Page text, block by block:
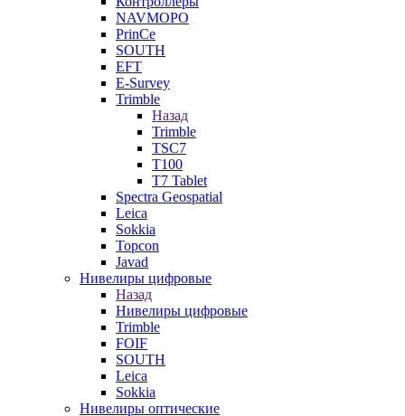
NAVMOPO
PrinCe
SOUTH
EFT
E-Survey
Trimble
Назад
Trimble
TSC7
T100
T7 Tablet
Spectra Geospatial
Leica
Sokkia
Topcon
Javad
Нивелиры цифровые
Назад
Нивелиры цифровые
Trimble
FOIF
SOUTH
Leica
Sokkia
Нивелиры оптические